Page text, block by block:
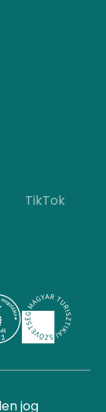
TikTok
jog